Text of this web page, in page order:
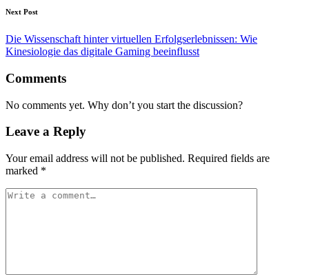
Next Post
Die Wissenschaft hinter virtuellen Erfolgserlebnissen: Wie
Kinesiologie das digitale Gaming beeinflusst
Comments
No comments yet. Why don’t you start the discussion?
Leave a Reply
Your email address will not be published. Required fields are
marked *